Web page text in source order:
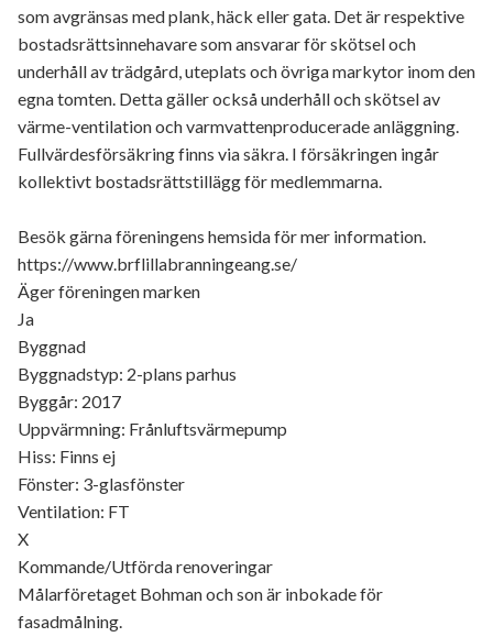
som avgränsas med plank, häck eller gata. Det är respektive
bostadsrättsinnehavare som ansvarar för skötsel och
underhåll av trädgård, uteplats och övriga markytor inom den
egna tomten. Detta gäller också underhåll och skötsel av
värme-ventilation och varmvattenproducerade anläggning.
Fullvärdesförsäkring finns via säkra. I försäkringen ingår
kollektivt bostadsrättstillägg för medlemmarna.
Besök gärna föreningens hemsida för mer information.
https://www.brflillabranningeang.se/
Äger föreningen marken
Ja
Byggnad
Byggnadstyp: 2-plans parhus
Byggår: 2017
Uppvärmning: Frånluftsvärmepump
Hiss: Finns ej
Fönster: 3-glasfönster
Ventilation: FT
X
Kommande/Utförda renoveringar
Målarföretaget Bohman och son är inbokade för
fasadmålning.